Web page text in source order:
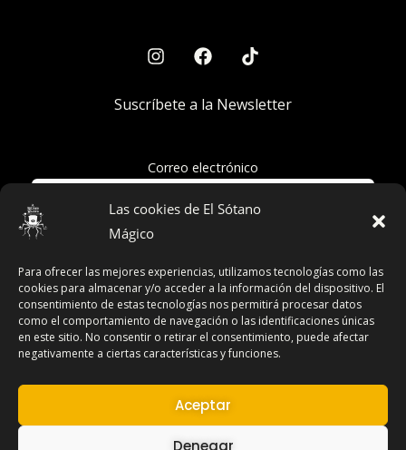
Las cookies de El Sótano
Mágico
Para ofrecer las mejores experiencias, utilizamos tecnologías como las
cookies para almacenar y/o acceder a la información del dispositivo. El
consentimiento de estas tecnologías nos permitirá procesar datos
como el comportamiento de navegación o las identificaciones únicas
en este sitio. No consentir o retirar el consentimiento, puede afectar
negativamente a ciertas características y funciones.
Aceptar
Denegar
Suscríbete a la Newsletter
Correo electrónico
Acepto la política de privacidad
Términos y Condiciones
Contacto